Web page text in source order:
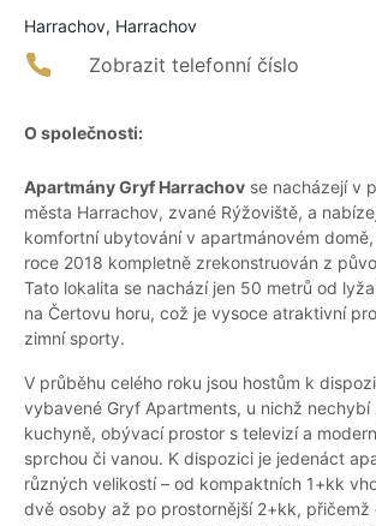
Harrachov, Harrachov
Zobrazit telefonní číslo
O společnosti:
Apartmány Gryf Harrachov se nacházejí v
města Harrachov, zvané Rýžoviště, a
komfortní ubytování v apartmánovém
roce 2018 kompletně zrekonstruován z
Tato lokalita se nachází jen 50 metrů od
na Čertovu horu, což je vysoce atraktivní
zimní sporty.
V průběhu celého roku jsou hostům k
vybavené Gryf Apartments, u nichž nechybí
kuchyně, obývací prostor s televizí a
sprchou či vanou. K dispozici je jedenáct
různých velikostí – od kompaktních 1+kk
dvě osoby až po prostornější 2+kk, přičemž